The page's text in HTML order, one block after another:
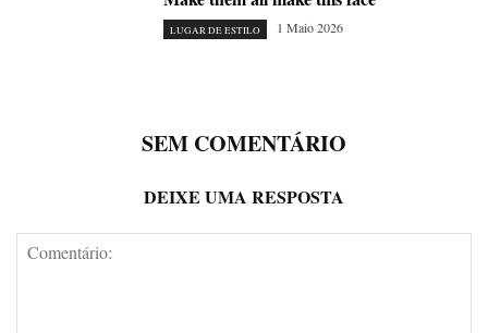
LUGAR DE ESTILO 1 Maio 2026
SEM COMENTÁRIO
DEIXE UMA RESPOSTA